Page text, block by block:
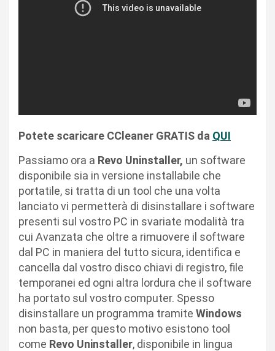
Potete scaricare CCleaner GRATIS da QUI
Passiamo ora a Revo Uninstaller, un software
disponibile sia in versione installabile che
portatile, si tratta di un tool che una volta
lanciato vi permetterà di disinstallare i software
presenti sul vostro PC in svariate modalità tra
cui Avanzata che oltre a rimuovere il software
dal PC in maniera del tutto sicura, identifica e
cancella dal vostro disco chiavi di registro, file
temporanei ed ogni altra lordura che il software
ha portato sul vostro computer. Spesso
disinstallare un programma tramite Windows
non basta, per questo motivo esistono tool
come Revo Uninstaller, disponibile in lingua